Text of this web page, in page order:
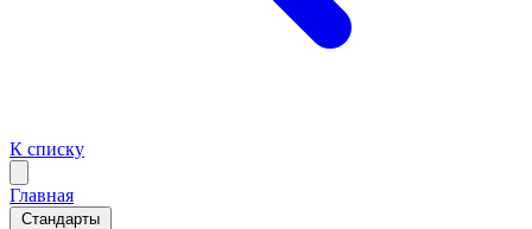
К списку
Главная
Стандарты